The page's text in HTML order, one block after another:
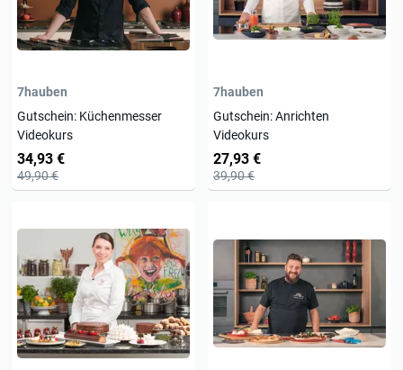
7hauben
Gutschein: Küchenmesser
Videokurs
34,93 €
49,90 €
7hauben
Gutschein: Anrichten
Videokurs
27,93 €
39,90 €